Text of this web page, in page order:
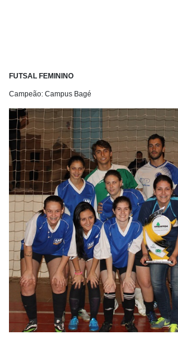
FUTSAL FEMININO
Campeão: Campus Bagé